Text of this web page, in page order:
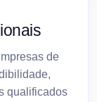
de
qualificados